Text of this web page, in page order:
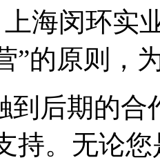
海闵环实
”的原则，
到后期的
持。无论